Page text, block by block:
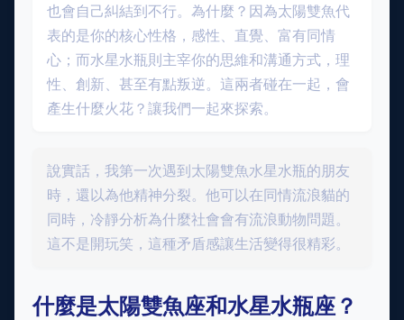
也會自己糾結到不行。為什麼？因為太陽雙魚代
表的是你的核心性格，感性、直覺、富有同情
心；而水星水瓶則主宰你的思維和溝通方式，理
性、創新、甚至有點叛逆。這兩者碰在一起，會
產生什麼火花？讓我們一起來探索。
說實話，我第一次遇到太陽雙魚水星水瓶的朋友
時，還以為他精神分裂。他可以在同情流浪貓的
同時，冷靜分析為什麼社會會有流浪動物問題。
這不是開玩笑，這種矛盾感讓生活變得很精彩。
什麼是太陽雙魚座和水星水瓶座？